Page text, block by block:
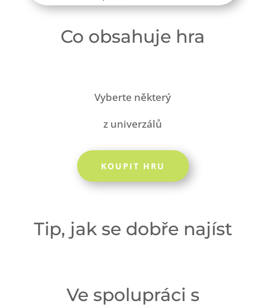
Co obsahuje hra
Vyberte některý
z univerzálů
KOUPIT HRU
Tip, jak se dobře najíst
Ve spolupráci s